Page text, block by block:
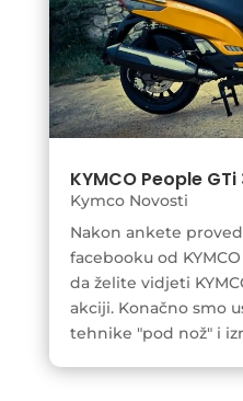
KYMCO People
Kymco Novosti
Nakon ankete
facebooku od
da želite vidjeti
akciji. Konačno smo
tehnike "pod nož" i